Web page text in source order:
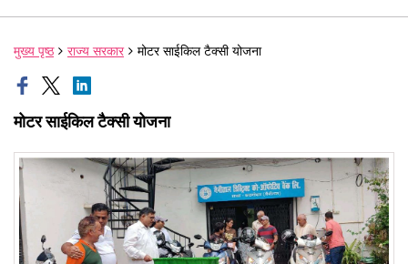
मुख्य पृष्ठ राज्य सरकार मोटर साईकिल टैक्सी योजना
मोटर साईकिल टैक्सी योजना